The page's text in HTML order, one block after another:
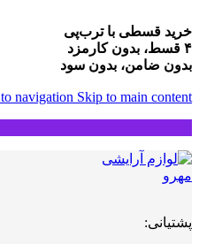
خرید قسطی با ترب‌پی
۴ قسط، بدون کارمزد
بدون ضامن، بدون سود
navigation Skip to main content
پشتیانی: